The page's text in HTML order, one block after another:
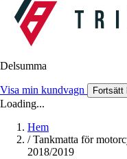
Delsumma
Visa min kundvagn Fortsätt
Loading...
Hem
/ Tankmatta för
2018/2019